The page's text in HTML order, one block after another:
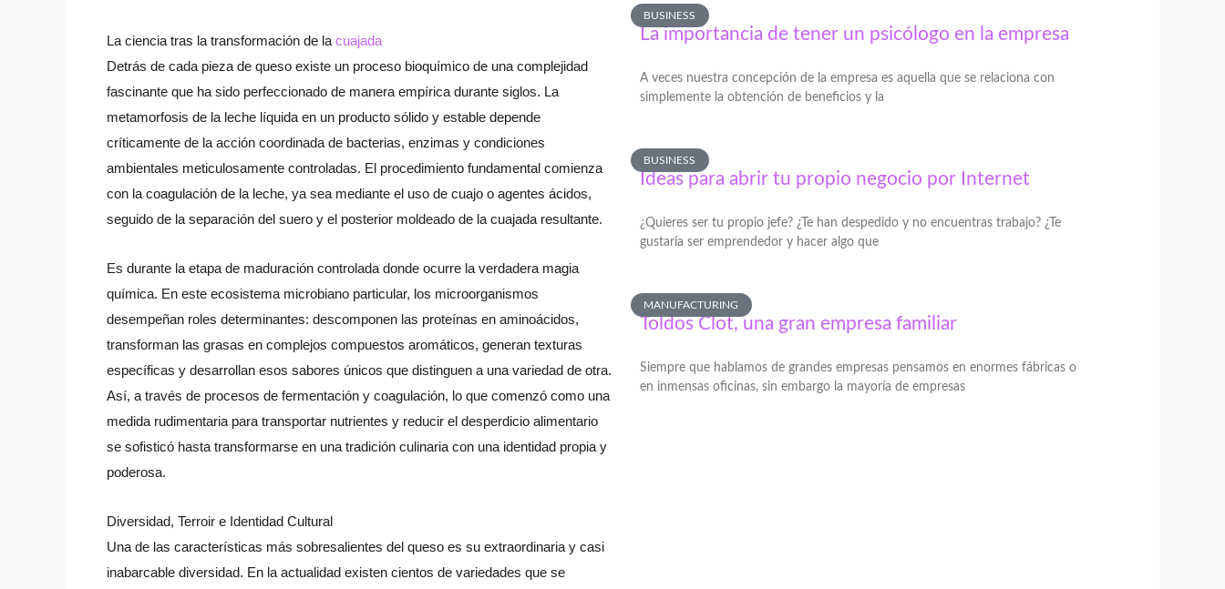
La ciencia tras la transformación de la cuajada
Detrás de cada pieza de queso existe un proceso bioquímico de una complejidad
fascinante que ha sido perfeccionado de manera empírica durante siglos. La
metamorfosis de la leche líquida en un producto sólido y estable depende
críticamente de la acción coordinada de bacterias, enzimas y condiciones
ambientales meticulosamente controladas. El procedimiento fundamental comienza
con la coagulación de la leche, ya sea mediante el uso de cuajo o agentes ácidos,
seguido de la separación del suero y el posterior moldeado de la cuajada resultante.
Es durante la etapa de maduración controlada donde ocurre la verdadera magia
química. En este ecosistema microbiano particular, los microorganismos
desempeñan roles determinantes: descomponen las proteínas en aminoácidos,
transforman las grasas en complejos compuestos aromáticos, generan texturas
específicas y desarrollan esos sabores únicos que distinguen a una variedad de otra.
Así, a través de procesos de fermentación y coagulación, lo que comenzó como una
medida rudimentaria para transportar nutrientes y reducir el desperdicio alimentario
se sofisticó hasta transformarse en una tradición culinaria con una identidad propia y
poderosa.
Diversidad, Terroir e Identidad Cultural
Una de las características más sobresalientes del queso es su extraordinaria y casi
inabarcable diversidad. En la actualidad existen cientos de variedades que se
BUSINESS
La importancia de tener un psicólogo en la empresa
A veces nuestra concepción de la empresa es aquella que se relaciona con
simplemente la obtención de beneficios y la
BUSINESS
Ideas para abrir tu propio negocio por Internet
¿Quieres ser tu propio jefe? ¿Te han despedido y no encuentras trabajo? ¿Te
gustaría ser emprendedor y hacer algo que
MANUFACTURING
Toldos Clot, una gran empresa familiar
Siempre que hablamos de grandes empresas pensamos en enormes fábricas o
en inmensas oficinas, sin embargo la mayoría de empresas